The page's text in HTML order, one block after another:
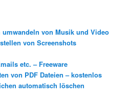
von Musik und Video
von Screenshots
etc. – Freeware
von PDF Dateien – kostenlos
automatisch löschen